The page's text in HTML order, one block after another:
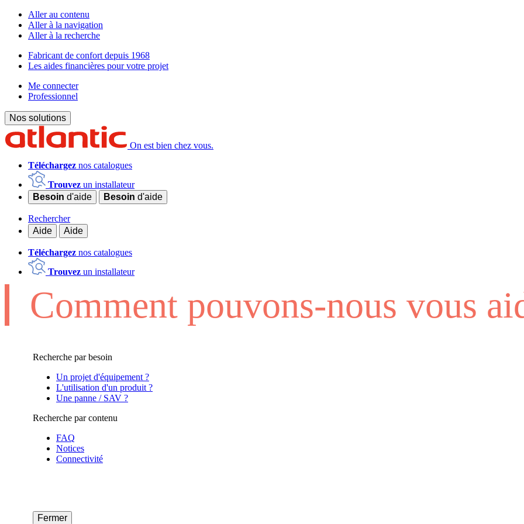
Aller au contenu
Aller à la navigation
Aller à la recherche
Fabricant de confort depuis 1968
Les aides financières pour votre projet
Me connecter
Professionnel
Nos solutions
On est bien chez vous.
Téléchargez nos catalogues
Trouvez un installateur
Besoin d'aide Besoin d'aide
Rechercher
Aide
Aide
Téléchargez nos catalogues
Trouvez un installateur
Comment pouvons-nous vous
Recherche par besoin
Un projet d'équipement ?
L'utilisation d'un produit ?
Une panne / SAV ?
Recherche par contenu
FAQ
Notices
Connectivité
Fermer